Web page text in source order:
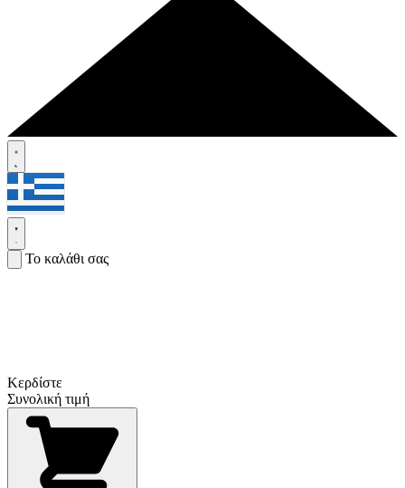
Το καλάθι σας
Κερδίστε
Συνολική τιμή